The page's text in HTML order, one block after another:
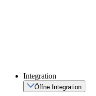
Integration
Öffne Integration